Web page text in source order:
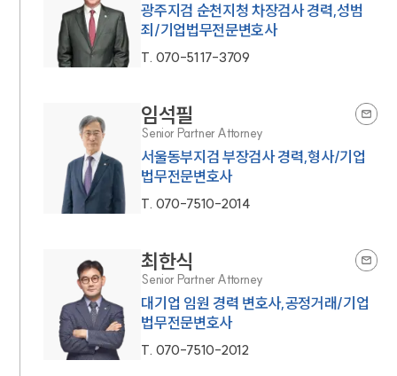
광주지검 순천지청 차장검사 경력,성범
죄/기업법무전문변호사
T. 070-5117-3709
임석필
Senior Partner Attorney
서울동부지검 부장검사 경력,형사/기업
법무전문변호사
T. 070-7510-2014
최한식
Senior Partner Attorney
대기업 임원 경력 변호사,공정거래/기업
법무전문변호사
T. 070-7510-2012